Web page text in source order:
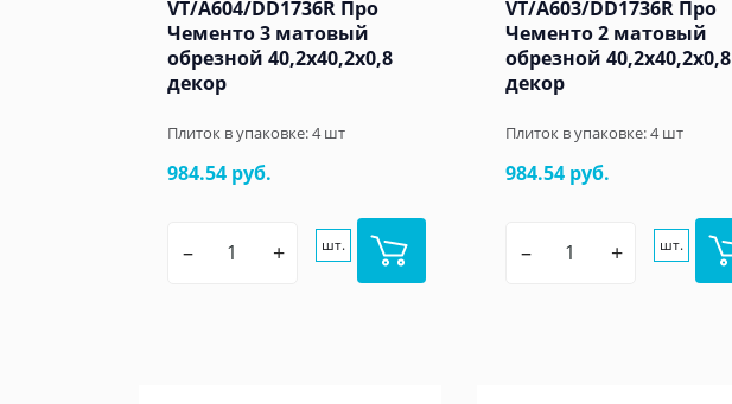
VT/A604/DD1736R Про
Чементо 3 матовый
обрезной 40,2x40,2x0,8
декор
Плиток в упаковке:4шт
984.54 руб.
– + шт.
VT/A603/DD1736R Про
Чементо 2 матовый
обрезной 40,2x40,2x0,8
декор
Плиток в упаковке:4шт
984.54 руб.
– + шт.